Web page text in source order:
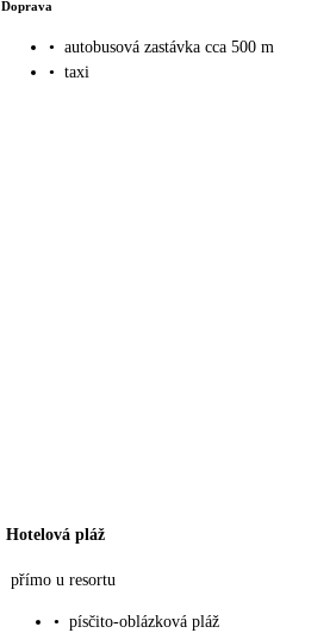
Doprava
• autobusová zastávka cca 500 m
• taxi
Hotelová pláž
přímo u resortu
• písčito-oblázková pláž